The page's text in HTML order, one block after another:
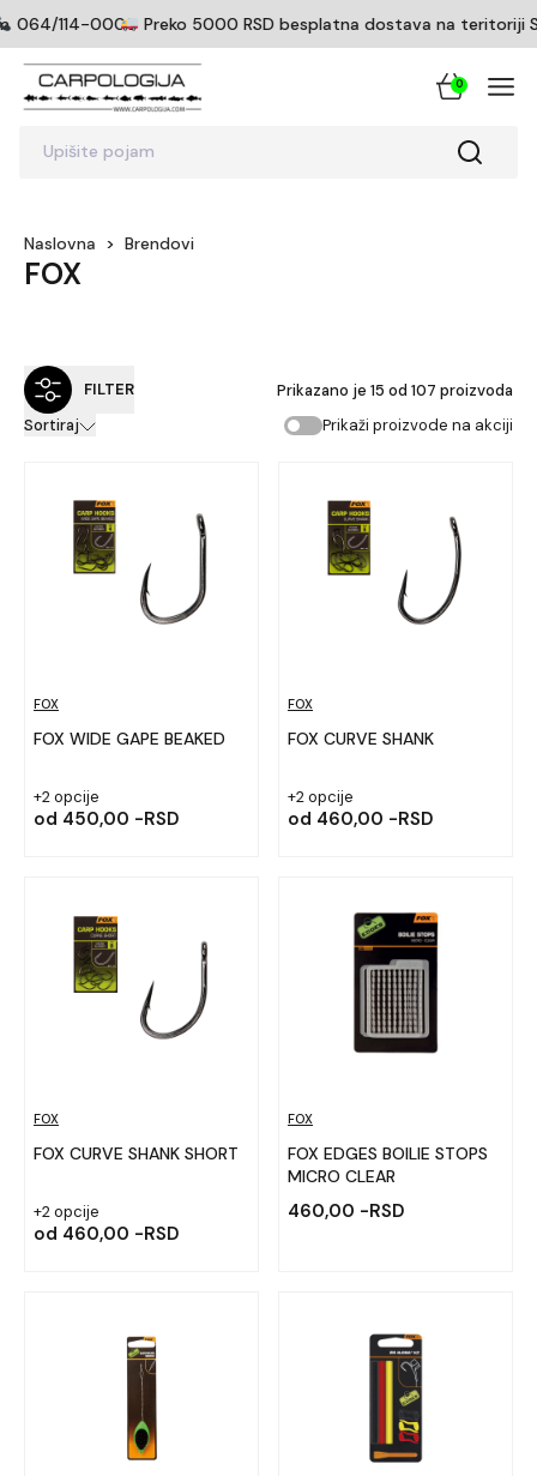
114-0005Preko 5000 RSD besplatna dostava na teritoriji
Upišite pojam
0
Naslovna > Brendovi
FOX
FILTER Prikazano je 15 od 107 proizvoda
Sortiraj
Prikaži proizvode na akciji
FOX
FOX WIDE GAPE BEAKED
+2 opcije
od 450,00 -RSD
FOX
FOX CURVE SHANK
+2 opcije
od 460,00 -RSD
FOX
FOX CURVE SHANK SHORT
+2 opcije
od 460,00 -RSD
FOX
FOX EDGES BOILIE STOPS
MICRO CLEAR
460,00 -RSD